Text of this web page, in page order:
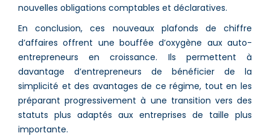
nouvelles obligations comptables et déclaratives.
En conclusion, ces nouveaux plafonds de chiffre
d’affaires offrent une bouffée d’oxygène aux auto-
entrepreneurs en croissance. Ils permettent à
davantage d’entrepreneurs de bénéficier de la
simplicité et des avantages de ce régime, tout en les
préparant progressivement à une transition vers des
statuts plus adaptés aux entreprises de taille plus
importante.